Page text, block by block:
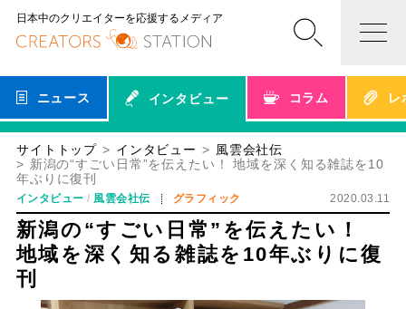
日本中のクリエイターを応援するメディア
ニュース インタビュー コラム レ
サイトトップ インタビュー
風雲会社伝
新潟の“すごい日常”を伝えたい！ 地域を深く知る雑誌を10
年ぶりに復刊
インタビュー 風雲会社伝 グラフィック 2020.03.11
新潟の“すごい日常”を伝えたい！
地域を深く知る雑誌を10年ぶりに復
刊